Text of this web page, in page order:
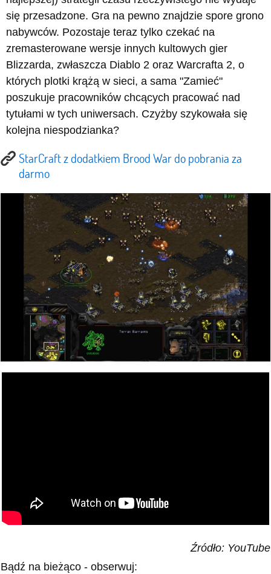
się przesadzone. Gra na pewno znajdzie spore grono
nabywców. Pozostaje teraz tylko czekać na
zremasterowane wersje innych kultowych gier
Blizzarda, zwłaszcza Diablo 2 oraz Warcrafta 2, o
których plotki krążą w sieci, a sama "Zamieć"
poszukuje pracowników chcących pracować nad
tytułami w tych uniwersach. Czyżby szykowała się
kolejna niespodzianka?
StarCraft z dodatkiem Brood War do pobrania za
darmo
Źródło: YouTube
Bądź na bieżąco - obserwuj: